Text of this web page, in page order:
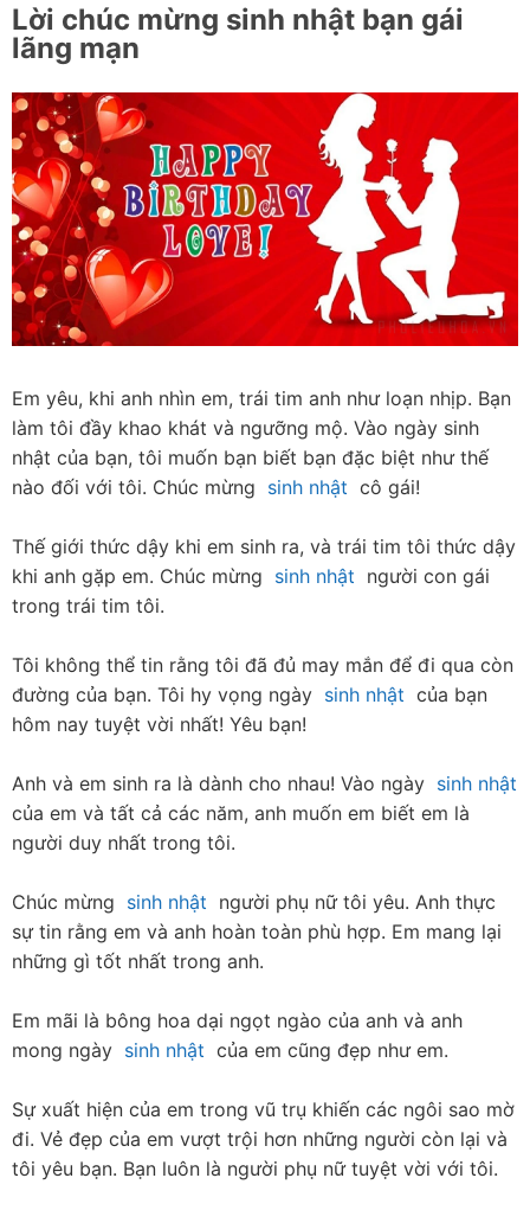
Lời chúc mừng sinh nhật bạn gái
lãng mạn
Em yêu, khi anh nhìn em, trái tim anh như loạn nhịp. Bạn
làm tôi đầy khao khát và ngưỡng mộ. Vào ngày sinh
nhật của bạn, tôi muốn bạn biết bạn đặc biệt như thế
nào đối với tôi. Chúc mừng sinh nhật
  cô gái!
Thế giới thức dậy khi em sinh ra, và trái tim tôi thức dậy
khi anh gặp em. Chúc mừng sinh nhật
  người con gái
trong trái tim tôi.
Tôi không thể tin rằng tôi đã đủ may mắn để đi qua còn
đường của bạn. Tôi hy vọng ngày sinh nhật
  của bạn
hôm nay tuyệt vời nhất! Yêu bạn!
Anh và em sinh ra là dành cho nhau! Vào ngày sinh nhật
của em và tất cả các năm, anh muốn em biết em là
người duy nhất trong tôi.
Chúc mừng sinh nhật
  người phụ nữ tôi yêu. Anh thực
sự tin rằng em và anh hoàn toàn phù hợp. Em mang lại
những gì tốt nhất trong anh.
Em mãi là bông hoa dại ngọt ngào của anh và anh
mong ngày sinh nhật
  của em cũng đẹp như em.
Sự xuất hiện của em trong vũ trụ khiến các ngôi sao mờ
đi. Vẻ đẹp của em vượt trội hơn những người còn lại và
tôi yêu bạn. Bạn luôn là người phụ nữ tuyệt vời với tôi.